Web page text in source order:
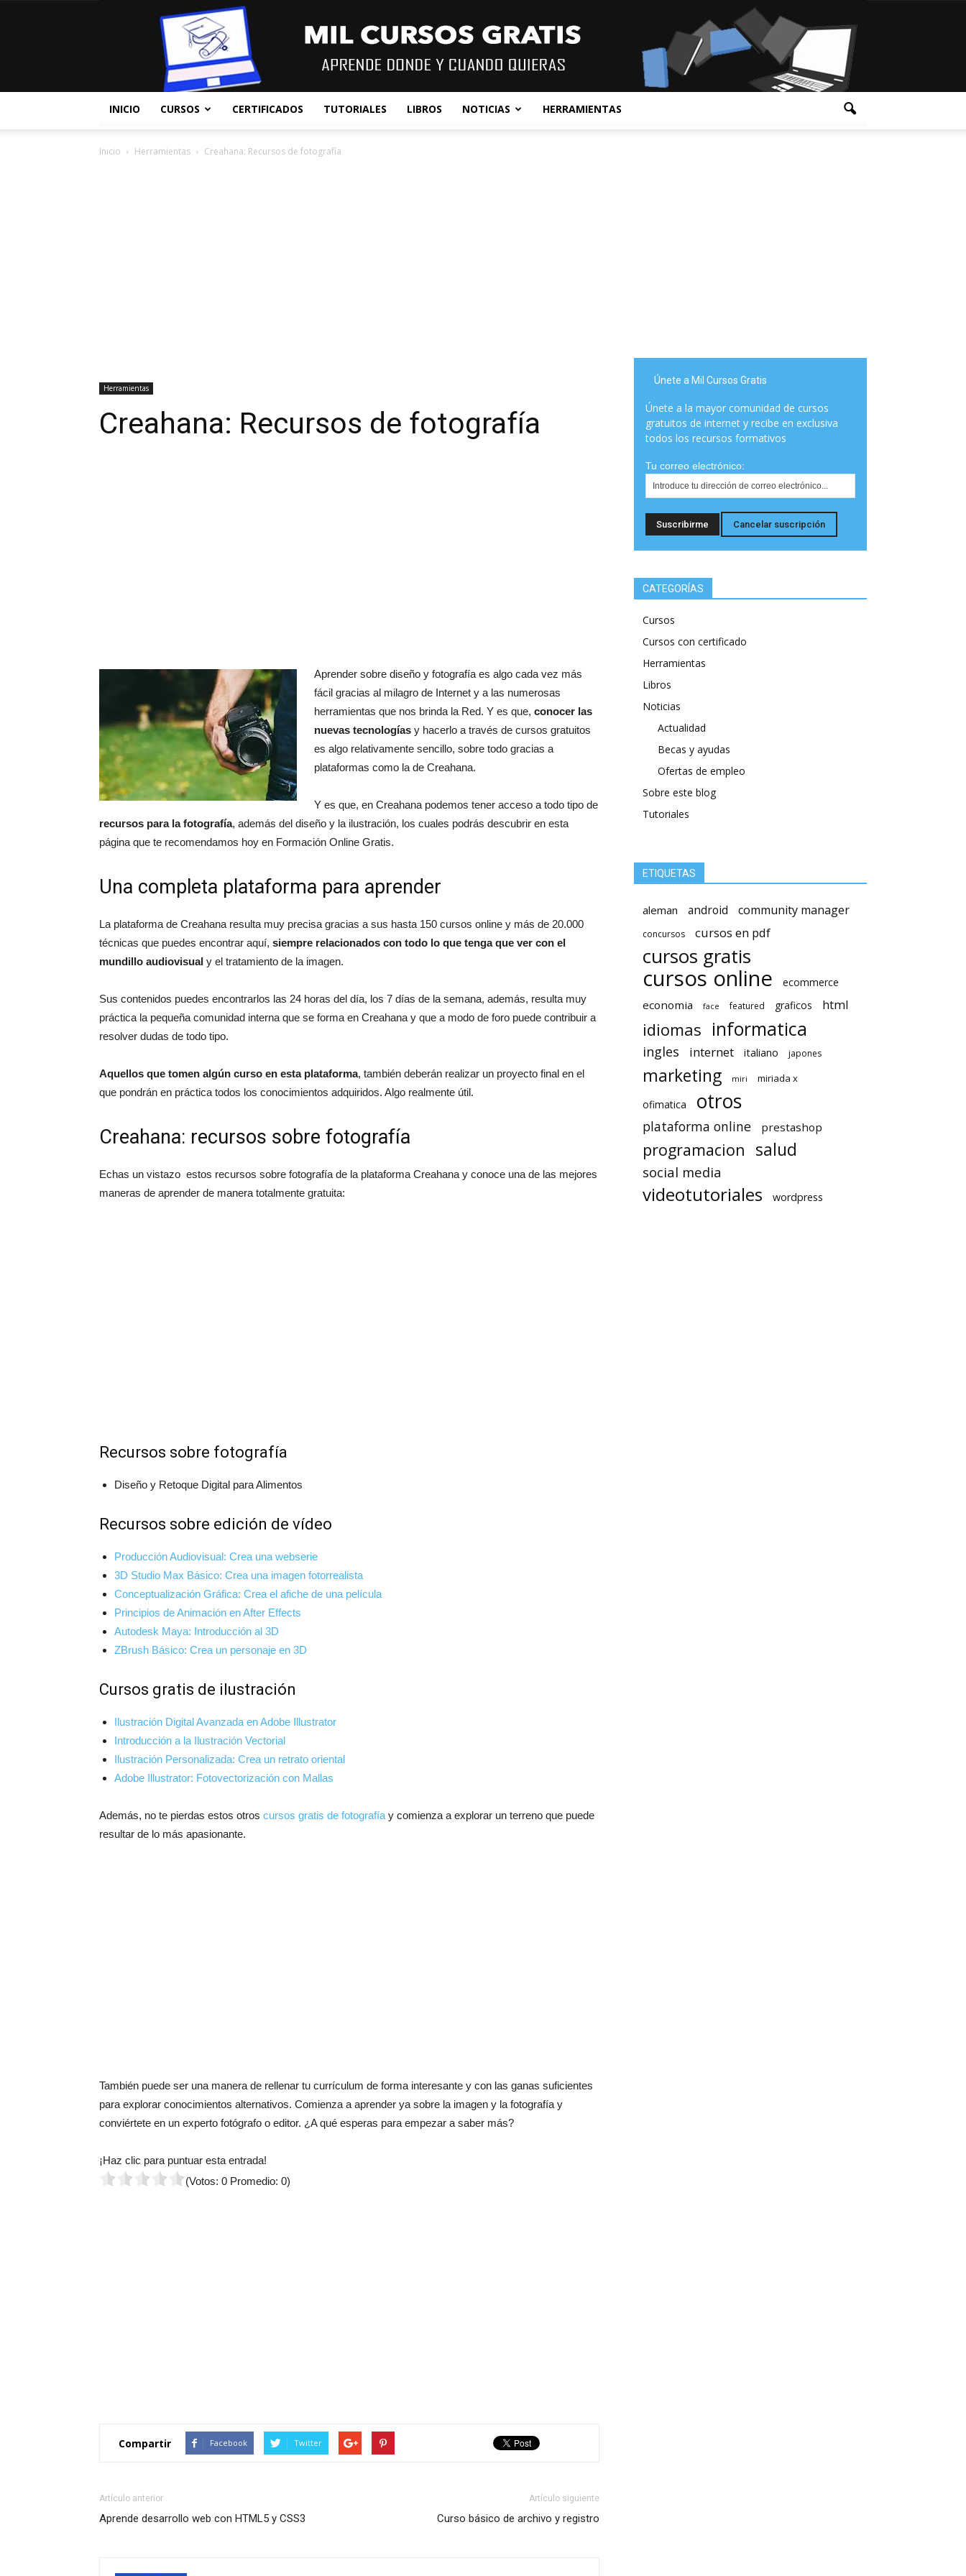
INICIO CURSOS CERTIFICADOS TUTORIALES LIBROS NOTICIAS HERRAMIENTAS
Inicio Herramientas Creahana: Recursos de fotografía
Herramientas
Creahana: Recursos de fotografía
Aprender sobre diseño y fotografía es algo cada vez más
fácil gracias al milagro de Internet y a las numerosas
herramientas que nos brinda la Red. Y es que, conocer las
nuevas tecnologías y hacerlo a través de cursos gratuitos
es algo relativamente sencillo, sobre todo gracias a
plataformas como la de Creahana.
Y es que, en Creahana podemos tener acceso a todo tipo de
recursos para la fotografía, además del diseño y la ilustración, los cuales podrás descubrir en esta
página que te recomendamos hoy en Formación Online Gratis.
Una completa plataforma para aprender
La plataforma de Creahana resulta muy precisa gracias a sus hasta 150 cursos online y más de 20.000
técnicas que puedes encontrar aquí, siempre relacionados con todo lo que tenga que ver con el
mundillo audiovisual y el tratamiento de la imagen.
Sus contenidos puedes encontrarlos las 24 horas del día, los 7 días de la semana, además, resulta muy
práctica la pequeña comunidad interna que se forma en Creahana y que a modo de foro puede contribuir a
resolver dudas de todo tipo.
Aquellos que tomen algún curso en esta plataforma, también deberán realizar un proyecto final en el
que pondrán en práctica todos los conocimientos adquiridos. Algo realmente útil.
Creahana: recursos sobre fotografía
Echas un vistazo estos recursos sobre fotografía de la plataforma Creahana y conoce una de las mejores
maneras de aprender de manera totalmente gratuita:
Recursos sobre fotografía
Diseño y Retoque Digital para Alimentos
Recursos sobre edición de vídeo
Producción Audiovisual: Crea una webserie
3D Studio Max Básico: Crea una imagen fotorrealista
Conceptualización Gráfica: Crea el afiche de una película
Principios de Animación en After Effects
Autodesk Maya: Introducción al 3D
ZBrush Básico: Crea un personaje en 3D
Cursos gratis de ilustración
Ilustración Digital Avanzada en Adobe Illustrator
Introducción a la Ilustración Vectorial
Ilustración Personalizada: Crea un retrato oriental
Adobe Illustrator: Fotovectorización con Mallas
Además, no te pierdas estos otros cursos gratis de fotografía y comienza a explorar un terreno que puede
resultar de lo más apasionante.
También puede ser una manera de rellenar tu currículum de forma interesante y con las ganas suficientes
para explorar conocimientos alternativos. Comienza a aprender ya sobre la imagen y la fotografía y
conviértete en un experto fotógrafo o editor. ¿A qué esperas para empezar a saber más?
¡Haz clic para puntuar esta entrada!
(Votos: 0 Promedio: 0)
Compartir Facebook Twitter
Artículo anterior
Aprende desarrollo web con HTML5 y CSS3
Artículo siguiente
Curso básico de archivo y registro
Únete a Mil Cursos Gratis
Únete a la mayor comunidad de cursos
gratuitos de internet y recibe en exclusiva
todos los recursos formativos
Tu correo electrónico:
CATEGORÍAS
Cursos
Cursos con certificado
Herramientas
Libros
Noticias
Actualidad
Becas y ayudas
Ofertas de empleo
Sobre este blog
Tutoriales
ETIQUETAS
aleman android community manager
concursos cursos en pdf
cursos gratis
cursos online ecommerce
economia face featured graficos html
idiomas informatica
ingles internet italiano japones
marketing miri miriada x
ofimatica otros
plataforma online prestashop
programacion salud
social media
videotutoriales wordpress